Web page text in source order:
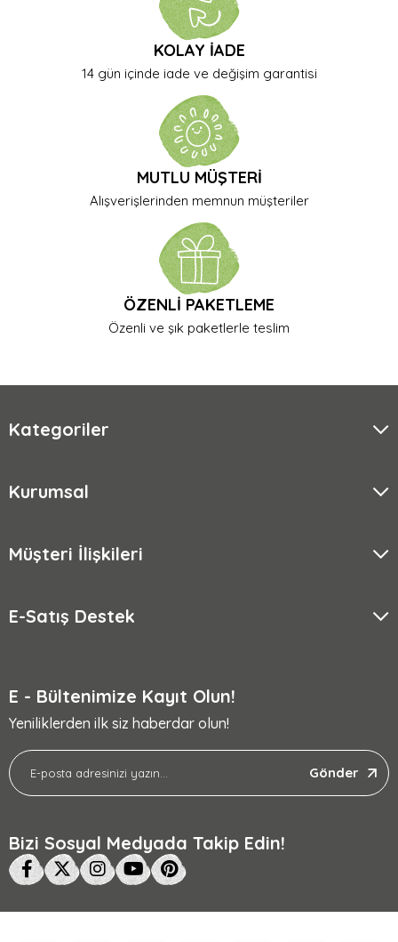
KOLAY İADE
14 gün içinde iade ve değişim garantisi
MUTLU MÜŞTERİ
Alışverişlerinden memnun müşteriler
ÖZENLİ PAKETLEME
Özenli ve şık paketlerle teslim
Kategoriler
Kurumsal
Müşteri İlişkileri
E-Satış Destek
E - Bültenimize Kayıt Olun!
Yeniliklerden ilk siz haberdar olun!
Gönder
Bizi Sosyal Medyada Takip Edin!